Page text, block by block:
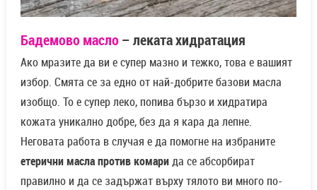
Бадемово масло– леката хидратация
Ако мразите да ви е супер мазно и тежко, това е вашият
избор. Смята се за едно от най-добрите базови масла
изобщо. То е супер леко, попива бързо и хидратира
кожата уникално добре, без да я кара да лепне.
Неговата работа в случая е да помогне на избраните
етерични масла против комарида се абсорбират
правилно и да се задържат върху тялото ви много по-